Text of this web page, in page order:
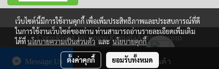
สั่งซื้อสินค้า
Message Us
CopyRight by www.KamalaAntique.com
ผู้เข้าชมวันนี้ 3,490
เว็บไซต์นี้มีการใช้งานคุกกี้ เพื่อเพิ่มประสิทธิภาพและประสบการณ์ที่ดี
ในการใช้งานเว็บไซต์ของท่าน ท่านสามารถอ่านรายละเอียดเพิ่มเติม
ได้ที่นโยบายความเป็นส่วนตัวและนโยบายคุกกี้
ตั้งค่าคุกกี้ ยอมรับทั้งหมด